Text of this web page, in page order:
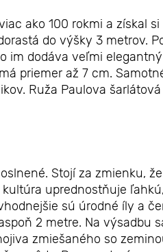
ako 100 rokmi a získal
do výšky 3 metrov.
im dodáva veľmi
priemer až 7 cm.
Ruža Paulova
Stojí za zmienku,
uprednostňuje
sú úrodné íly a
2 metre. Na výsadbu
zmiešaného so